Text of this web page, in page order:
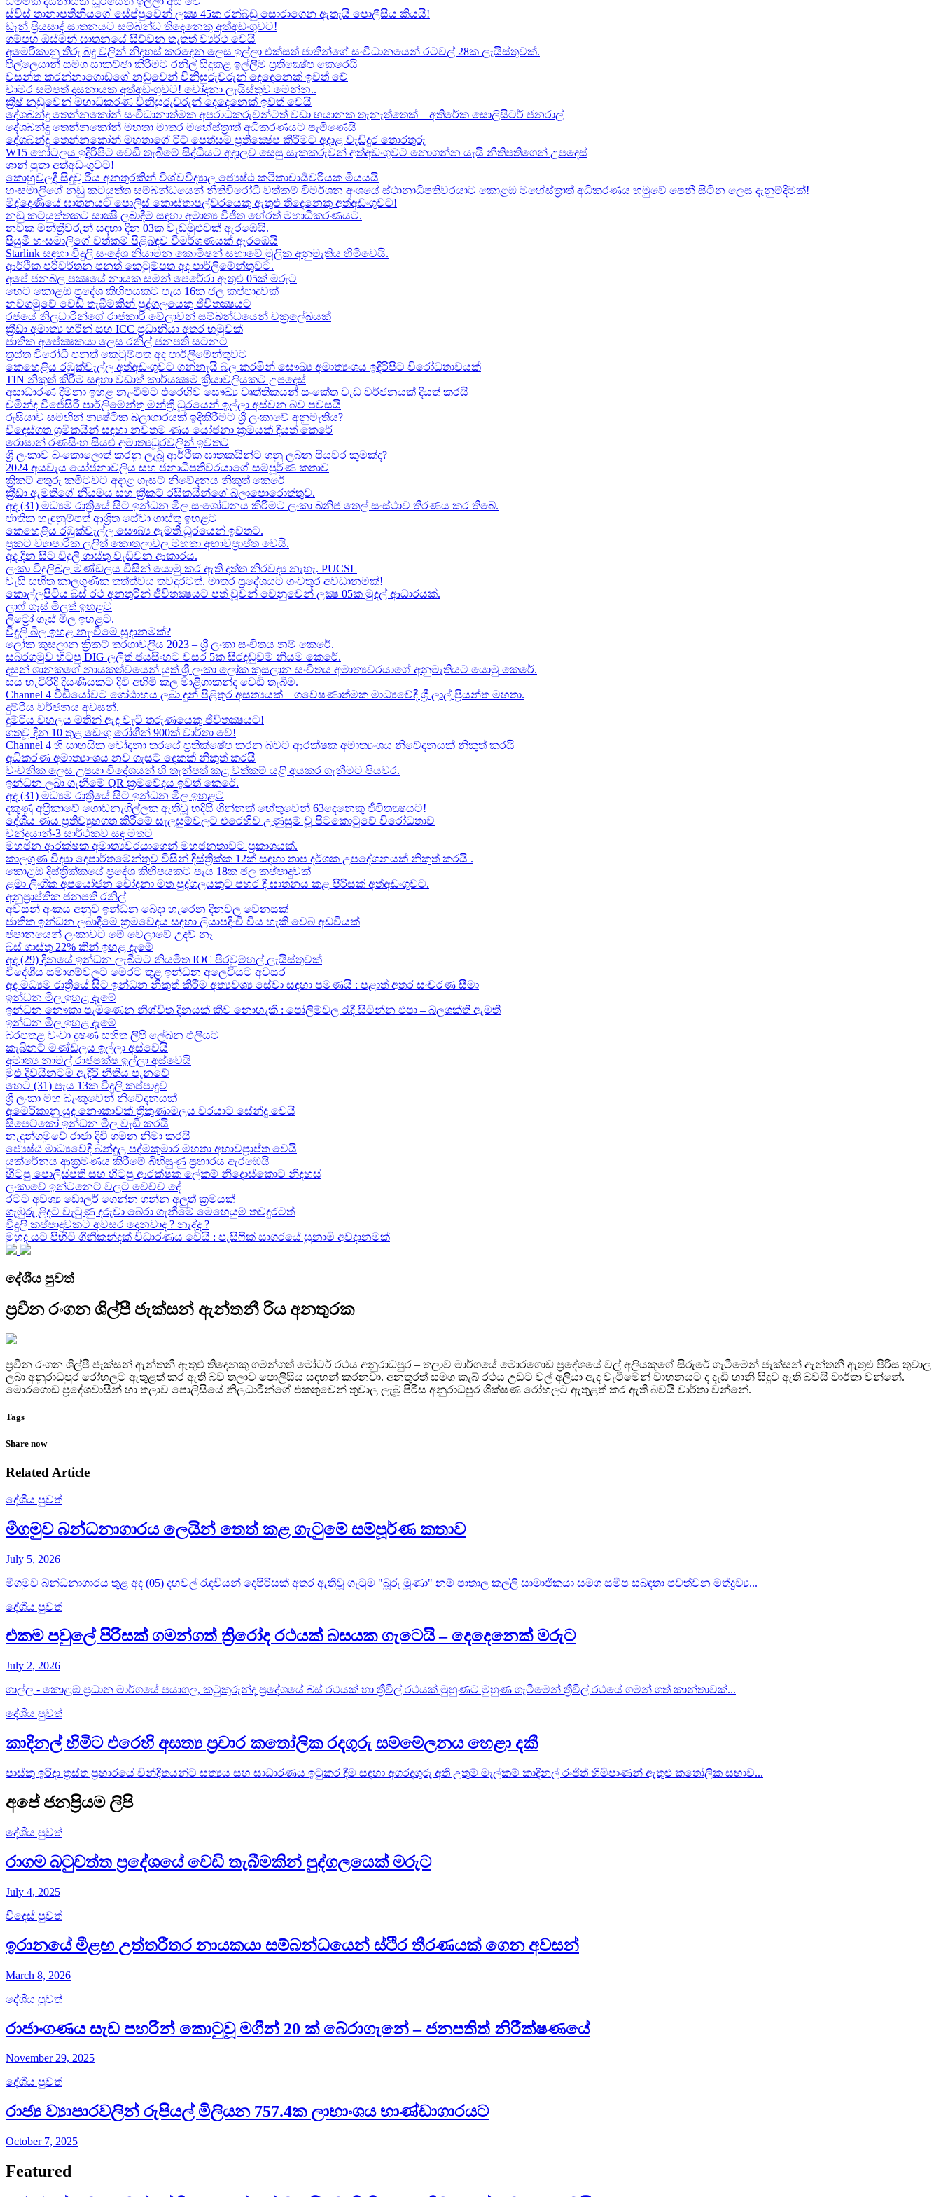
ස්විස් තානාපතිනියගේ සේප්පුවෙන් ලක්‍ෂ 45ක රන්බඩු සොරාගෙන ඇතැයි පොලීසිය කියයි!
ඩෑන් ප්‍රියසාද් ඝාතනයට සම්බන්ධ තිදෙනෙකු අත්අඩංගුවට​!
ගම්පහ ඔස්මන් ඝාතනයේ සිව්වන තැතත් ව්‍යර්ථ වෙයි
අමෙරිකානු තීරු බදු වලින් නිදහස් කරදෙන ලෙස ඉල්ලා එක්සත් ජාතීන්ගේ සංවිධානයෙන් රටවල් 28ක ලැයිස්තුවක්.
පිල්ලෙයාන් සමග සාකච්ඡා කිරීමට රනිල් සිදුකළ ඉල්ලීම ප්‍රතික්‍ෂේප කෙරෙයි
වසන්ත කරන්නාගොඩගේ නඩුවෙන් විනිසුරුවරුන් දෙදෙනෙක් ඉවත් වේ
චාමර සම්පත් දසනායක අත්අඩංගුවට​! චෝදනා ලැයිස්තුව මෙන්න​..
ක්‍රිෂ් නඩුවෙන් මහාධිකරණ විනිසුරුවරුන් දෙදෙනෙක් ඉවත් වෙයි
දේශබන්දු තෙන්නකෝන් සංවිධානාත්මක අපරාධකරුවන්ටත් වඩා භයානක තැනැත්තෙක් – අතිරේක සොලිසිටර් ජනරාල්
දේශබන්දු තෙන්නකෝන් මහතා මාතර මහේස්ත්‍රාත් අධිකරණයට පැමිණෙයි
දේශබන්දු තෙන්නකෝන් මහතාගේ රිට් පෙත්සම ප්‍රතික්‍ෂේප කිරීමට අදාළ වැඩිදුර තොරතුරු
W15 හෝටලය ඉදිරිපිට වෙඩි තැබීමේ සිද්ධියට අදාලව​ සෙසු සැකකරුවන් අත්අඩංගුවට නොගන්න යැයි නීතිපතිගෙන් උපදෙස්
ශාන් පුතා අත්අඩංගුවට!
කොහුවලදී සිදුවූ රිය අනතුරකින් විශ්වවිද්‍යාල ජ්‍යෙෂ්ඨ කථිකාචාර්‍යවරියක මියයයි
හංසමාලිගේ නඩු කටයුත්ත සම්බන්ධයෙන් නීතිවිරෝධී වත්කම් විමර්ශන අංශයේ ස්ථානාධිපතිවරයාට කොළඹ මහේස්ත්‍රාත් අධිකරණය හමුවේ පෙනී සිටින ලෙස දැනුම්දීමක්!
මිද්දෙණියේ ඝාතනයට පොලිස් කොස්තාපල්වරයෙකු ඇතුළු තිදෙනෙකු අත්අඩංගුවට​!
නඩු කටයුත්තකට සාක්‍ෂි ලබාදීම සඳහා අමාත්‍ය විජිත හේරත් මහාධිකරණයට​.
නවක මන්ත්‍රීවරුන් සඳහා දින 03ක වැඩමුළුවක් ඇරඹෙයි.
පියුමි හංසමාලිගේ වත්කම් පිළිබඳව විමර්ශණයක් ඇරඹෙයි
Starlink සඳහා විදුලි සංදේශ නියාමන කොමිෂන් සභාවේ මූලික අනුමැතිය හිමිවෙයි.
ආර්ථික පරිවර්තන පනත් කෙටුම්පත අද පාර්ලිමේන්තුවට.
අපේ ජනබල පක්‍ෂයේ නායක සමන් පෙරේරා ඇතුළු 05ක් මරුට​
හෙට කොළඹ ප්‍රදේශ කිහිපයකට පැය 16ක ජල කප්පාදුවක්
නවගමුවේ වෙඩි තැබීමකින් පුද්ගලයෙකු ජීවිතක්‍ෂයට​
රජයේ නිලධාරීන්ගේ රාජකාරි වේලාවන් සම්බන්ධයෙන් චක්‍රලේඛයක්
ක්‍රීඩා අමාත්‍ය හරීන් සහ​ ICC ප්‍රධානියා අතර හමුවක්
ජාතික අපේක්‍ෂකයා ලෙස රනිල් ජනපති සටනට​
ත්‍රස්ත විරෝධී පනත් කෙටුම්පත අද පාර්ලිමේන්තුවට​
කෙහෙළිය රඹුක්වැල්ල අත්අඩංගුවට ගන්නැයි බල කරමින් සෞඛ්‍ය අමාත්‍යංශය ඉදිරිපිට විරෝධතාවයක්
TIN නිකුත් කිරීම සඳහා වඩාත් කාර්යක්‍ෂම ක්‍රියාවලියකට උපදෙස්
අසාධාරණ දීමනා ඉහළ නැංවීමට එරෙහිව සෞඛ්‍ය වෘත්තිකයන් සංකේත වැඩ වර්ජනයක් දියත් කරයි
චමින්ද විජේසිරි පාර්ලිමේන්තු මන්ත්‍රී ධූරයෙන් ඉල්ලා අස්වන බව පවසයි
රුසියාව සමඟින් න්‍යෂ්ටික බලාගාරයක් ඉදිකිරීමට ශ්‍රී ලංකාවේ අනුමැතිය?
විදෙස්ගත ශ්‍රමිකයින් සඳහා නවතම ණය යෝජනා ක්‍රමයක් දියත් කෙරේ
රොෂාන් රණසිංහ සියළු අමාත්‍යධූරවලින් ඉවතට​
ශ්‍රී ලංකාව බංකොලොත් කරනු ලැබූ ආර්ථික ඝාතකයින්ට ගනු ලබන පියවර කුමක්ද​?
2024 අයවැය යෝජනාවලිය​ සහ ජනාධිපතිවරයාගේ සම්පූර්ණ කතාව​
ක්‍රිකට් අතුරු කමිටුවට අදාළ ගැසට් නිවේදනය නිකුත් කෙරේ
ක්‍රීඩා ඇමතිගේ නියමය​ සහ ක්‍රිකට් රසිකයින්ගේ බලාපොරොත්තුව.
අද (31) මධ්‍යම රාත්‍රියේ සිට ඉන්ධන මිල සංශෝධනය කිරීමට ලංකා ඛනිජ තෙල් සංස්ථාව තීරණය කර තිබේ.
ජාතික හැඳුනුම්පත් ආශ්‍රිත සේවා ගාස්තු ඉහළට
කෙහෙළිය රඹුක්වැල්ල සෞඛ්‍ය ඇමති ධූරයෙන් ඉවතට​.
ප්‍රකට ව්‍යාපාරික ලලිත් කොතලාවල මහතා අභාවප්‍රාප්ත වෙයි.
අද දින​ සිට විදුලි ගාස්තු වැඩිවන ආකාරය​.
ලංකා විදුලිබල මණ්ඩලය විසින් යොමු කර ඇති දත්ත නිරවද්‍ය නැහැ. PUCSL
වැසි සහිත කාලගුණික තත්ත්වය තවදුරටත්. මාතර ප්‍රදේශයට ගංවතුර අවධානමක්!
කොල්ලුපිටිය බස් රථ අනතුරින් ජීවිතක්‍ෂයට පත් වූවන් වෙනුවෙන් ලක්‍ෂ 05ක​ මුදල් ආධාරයක්​.
ලාෆ් ගෑස් මිලත් ඉහළට​
ලිට්‍රෝ ගෑස් මිල​ ඉහළට​.
විදුලි බිල ඉහළ නැංවීමේ සූදානමක්?
ලෝක කුසලාන ක්‍රිකට් තරගාවලිය 2023 – ශ්‍රී ලංකා සංචිතය නම් කෙරේ​.
සබරගමුව හිටපු DIG ලලිත් ජයසිංහට වසර 5ක සිරදඬුවම් නියම කෙරේ.
දසුන් ශානකගේ නායකත්වයෙන් යුත් ශ්‍රී ලංකා ලෝක කුසලාන සංචිතය අමාත්‍යවරයාගේ අනුමැතියට​ යොමු කෙරේ.
සය හැවිරිදි දියණියකට දිවි අහිමි කල මාළිගාකන්ද වෙඩි තැබීම​.
Channel 4 වීඩියෝවට ගෝඨාභය ලබා දුන් පිළිතුර අසත්‍යයක් – ගවේෂණාත්මක මාධ්‍යවේදී ශ්‍රී ලාල් ප්‍රියන්ත මහතා.
දුම්රිය වර්ජනය අවසන්.
දුම්රිය වහලය මතින් ඇද​ වැටී තරුණයෙකු ජීවිතක්‍ෂයට​!
ගතවූ දින 10 තුළ ඩෙංගු රෝගීන් 900ක් වාර්තා වේ!
Channel 4 හි සාහසික චෝදනා තරයේ ප්‍රතික්ෂේප කරන බවට ආරක්ෂක අමාත්‍යංශය නිවේදනයක් නිකුත් කරයි
අධිකරණ අමාත්‍යාංශය නව ගැසට් දෙකක් නිකුත් කරයි
වංචනික ලෙස උපයා විදේශයන් හි තැන්පත් කළ​ වත්කම් යළි අයකර ගැනීමට පියවර​.
ඉන්ධන ලබා ගැනීමේ QR ක්‍රමවේදය ඉවත් කෙරේ.
අද (31) මධ්‍යම රාත්‍රියේ සිට ඉන්ධන මිල ඉහළට
දකුණු අප්‍රිකාවේ ගොඩනැගිල්ලක ඇතිවූ හදිසි ගින්නක් හේතුවෙන් 63දෙනෙකු ජීවිතක්‍ෂයට​!
දේශීය​ ණය ප්‍රතිව්‍යුහගත කිරීමේ සැලසුම්වලට එරෙහිව උණුසුම් වූ පිටකොටුවේ විරෝධතාව
චන්ද්‍රයාන්-3 සාර්ථකව සඳ මතට​
මහජන ආරක්ෂක අමාත්‍යවරයාගෙන් මහජනතාවට ප්‍රකාශයක්.
කාලගුණ විද්‍යා දෙපාර්තමේන්තුව විසින් දිස්ත්‍රික්ක 12ක් සඳහා තාප දර්ශක උපදේශනයක් නිකුත් කරයි .
කොළඹ දිස්ත්‍රික්කයේ ප්‍රදේශ කිහිපයකට පැය 18ක ජල කප්පාදුවක්
ළමා ලිංගික අපයෝජන චෝදනා මත පුද්ගලයකුට පහර දී ඝාතනය කළ පිරිසක් අත්අඩංගුවට.
අනුප්‍රාප්තික ජනපති රනිල්
අවසන් අංකය අනුව ඉන්ධන බෙදා හැරෙන දිනවල වෙනසක්
ජාතික ඉන්ධන ලබාදීමේ ක්‍රමවේදය සඳහා ලියාපදිංචි විය හැකි වෙබ් අඩවියක්
ජපානයෙන් ලංකාවට මේ වෙලාවේ උදව් නෑ
බස් ගාස්තු 22% කින් ඉහළ දැමේ
අද (29) දිනයේ ඉන්ධන ලැබීමට නියමිත IOC පිරවුම්හල් ලැයිස්තුවක්
විදේශීය සමාගම්වලට මෙරට තුළ ඉන්ධන අලෙවියට අවසර
අද මධ්‍යම රාත්‍රියේ සිට ඉන්ධන නිකුත් කිරීම අත්‍යවශ්‍ය සේවා සඳහා පමණයි : පළාත් අතර සංචරණ සීමා
ඉන්ධන මිල ඉහළ දැමේ
ඉන්ධන නෞකා පැමිණෙන නිශ්චිත දිනයක් කිව නොහැකි : පෝලිම්වල රැඳී සිටින්න එපා – බලශක්ති ඇමති
ඉන්ධන මිල ඉහළ දැමේ
බරපතළ වංචා දූෂණ සහිත ලිපි ලේඛන එලියට
කැබිනට් මණ්ඩලය ඉල්ලා අස්වෙයි
අමාත්‍ය නාමල් රාජපක්ෂ ඉල්ලා අස්වෙයි
මුළු දිවයිනටම ඇඳිරි නීතිය පැනවේ
හෙට (31) පැය 13ක විදුලි කප්පාදුව
ශ්‍රී ලංකා මහ බැංකුවෙන් නිවේදනයක්
අමෙරිකානු යුද නෞකාවක් ත්‍රිකුණාමලය වරයාට සේන්දු වෙයි
සිපෙට්කෝ ඉන්ධන මිල වැඩි කරයි
නැදුන්ගමුවේ රාජා දිවි ගමන නිමා කරයි
ජ්‍යෙෂ්ඨ මාධ්‍යවේදි බන්දුල පද්මකුමාර මහතා අභාවප්‍රාප්ත වෙයි
යුක්රේනය ආක්‍රමණය කිරීමේ බිහිසුණු ප්‍රහාරය ඇරඹෙයි
හිටපු පොලිස්පති සහ හිටපු ආරක්ෂක ලේකම් නිදොස්කොට නිදහස්
ලංකාවේ ඉන්ටනෙට් වලට වෙච්ච දේ
රටට අවශ්‍ය ඩොලර් ගෙන්න ගන්න අලුත් ක්‍රමයක්
ගැඹුරු ළිදට වැටුණු දරුවා බේරා ගැනීමේ මෙහෙයුම් තවදුරටත්
විදුලි කප්පාදුවකට අවසර දෙනවාද ? නැද්ද ?
මුහුද යට පිහිටි ගිනිකන්දක් විධාරණය වෙයි : පැසිෆික් සාගරයේ සුනාමි අවදානමක්
දේශීය පුවත්
ප්‍රවීන රංගන ශිල්පී ජැක්සන් ඇන්තනී රිය අනතුරක
ප්‍රවීන රංගන ශිල්පී ජැක්සන් ඇන්තනී ඇතුළු තිදෙනකු ගමන්ගත් මෝටර් රථය අනුරාධපුර – තලාව මාර්ගයේ මොරගොඩ ප්‍රදේශයේ වල් අලියකුගේ සිරුරේ ගැටීමෙන් ජැක්සන් ඇන්තනී ඇතුළු පිරිස තුවාල
ලබා අනුරාධපුර රෝහලට ඇතුළත් කර ඇති බව තලාව පොලිසිය සඳහන් කරනවා. අනතුරත් සමග කැබ් රථය උඩට වල් අලියා ඇද වැටීමෙන් වාහනයට ද දැඩි හානි සිදුව ඇති බවයි වාර්තා වන්නේ.
මොරගොඩ ප්‍රදේශවාසීන් හා තලාව පොලිසියේ නිලධාරීන්ගේ එකතුවෙන් තුවාල ලැබූ පිරිස අනුරාධපුර ශික්ෂණ රෝහලට ඇතුළත් කර ඇති බවයි වාර්තා වන්නේ.
Tags
Share now
Related Article
දේශීය පුවත්
මීගමුව බන්ධනාගාරය ලෙයින් තෙත් කළ ගැටුමේ සම්පූර්ණ කතාව
July 5, 2026
මීගමුව බන්ධනාගාරය තුළ අද (05) දහවල් රැඳවියන් දෙපිරිසක් අතර ඇතිවූ ගැටුම "බූරු මූණා" නම් පාතාල කල්ලි සාමාජිකයා සමග සමීප සබඳතා පවත්වන මත්ද්‍රව්‍ය...
දේශීය පුවත්
එකම පවුලේ පිරිසක් ගමන්ගත් ත්‍රිරෝද රථයක් බසයක ගැටෙයි – දෙදෙනෙක් මරුට
July 2, 2026
ගාල්ල - කොළඹ ප්‍රධාන මාර්ගයේ පයාගල, කටුකුරුන්ද ප්‍රදේශයේ බස් රථයක් හා ත්‍රීවිල් රථයක් මුහුණට මුහුණ ගැටීමෙන් ත්‍රීවිල් රථයේ ගමන් ගත් කාන්තාවක්...
දේශීය පුවත්
කාදිනල් හිමිට එරෙහි අසත්‍ය ප්‍රචාර කතෝලික රදගුරු සම්මේලනය හෙළා දකී
පාස්කු ඉරිදා ත්‍රස්ත ප්‍රහාරයේ වින්දිතයන්ට සත්‍යය සහ සාධාරණය ඉටුකර දීම සඳහා අගරදගුරු අති උතුම් මැල්කම් කාදිනල් රංජිත් හිමිපාණන් ඇතුළු කතෝලික සභාව...
අපේ ජනප්‍රියම ලිපි
දේශීය පුවත්
රාගම බටුවත්ත ප්‍රදේශයේ වෙඩි තැබීමකින් පුද්ගලයෙක් මරුට
July 4, 2025
විදෙස් පුවත්
ඉරානයේ මීළඟ උත්තරීතර නායකයා සම්බන්ධයෙන් ස්ථිර තීරණයක් ගෙන අවසන්
March 8, 2026
දේශීය පුවත්
රාජාංගණය සැඩ පහරින් කොටුවූ මගීන් 20 ක් බේරා‍ගැනේ – ජනපතිත් නිරීක්ෂණයේ
November 29, 2025
දේශීය පුවත්
රාජ්‍ය ව්‍යාපාරවලින් රුපියල් මිලියන 757.4ක ලාභාංශය භාණ්ඩාගාරයට
October 7, 2025
Featured